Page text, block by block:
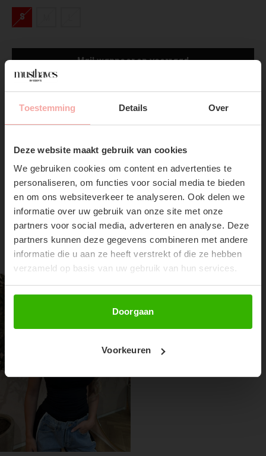
Toestemming Details Over
Deze website maakt gebruik van cookies
We gebruiken cookies om content en advertenties te
personaliseren, om functies voor social media te bieden
en om ons websiteverkeer te analyseren. Ook delen we
informatie over uw gebruik van onze site met onze
partners voor social media, adverteren en analyse. Deze
partners kunnen deze gegevens combineren met andere
informatie die u aan ze heeft verstrekt of die ze hebben
verzameld op basis van uw gebruik van hun services.
Doorgaan
Voorkeuren
SUBSCRIBE NOW & GET
10% OFF YOUR FIRST
ORDER!
Don't miss out on our trendy new drops or exclusive
S
Mail wanneer op voorraad
Gratis verzendingVanaf €75,-
Verzenden & Retourneren
RECENTE ARTIKELEN